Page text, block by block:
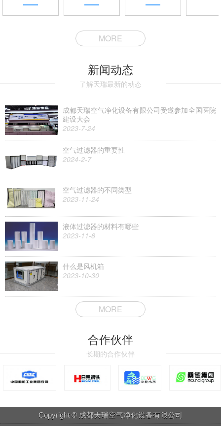
MORE
新闻动态
了解天瑞最新的动态
成都天瑞空气净化设备有限公司受邀参加全国医院
建设大会
2023-7-24
空气过滤器的重要性
2024-2-7
空气过滤器的不同类型
2023-11-24
液体过滤器的材料有哪些
2023-11-8
什么是风机箱
2023-10-30
MORE
合作伙伴
长期的合作伙伴
Copyright © 成都天瑞空气净化设备有限公司